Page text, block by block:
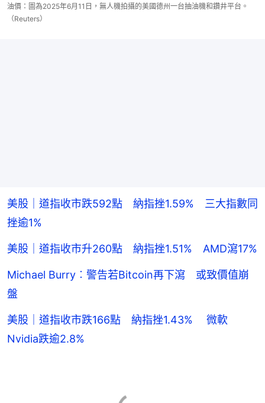
油價：圖為2025年6月11日，無人機拍攝的美國德州一台抽油機和鑽井平台。
（Reuters）
美股｜道指收市跌592點 納指挫1.59% 三大指數同
挫逾1%
美股｜道指收市升260點 納指挫1.51% AMD瀉17%
Michael Burry︰警告若Bitcoin再下瀉 或致價值崩
盤
美股｜道指收市跌166點 納指挫1.43% 微軟
Nvidia跌逾2.8%